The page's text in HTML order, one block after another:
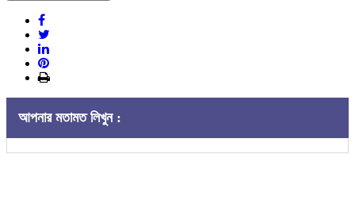
আপনার মতামত লিখুন :